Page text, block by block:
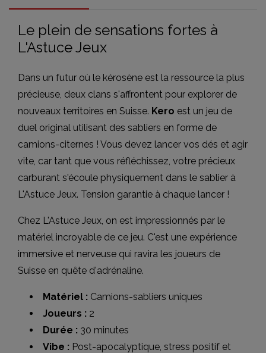
Le plein de sensations fortes à
L'Astuce Jeux
Dans un futur où le kérosène est la ressource la plus
précieuse, deux clans s'affrontent pour explorer de
nouveaux territoires en Suisse. Kero est un jeu de
duel original utilisant des sabliers en forme de
camions-citernes ! Vous devez lancer vos dés et agir
vite, car tant que vous réfléchissez, votre précieux
carburant s'écoule physiquement dans le sablier à
L'Astuce Jeux. Tension garantie à chaque lancer !
Chez L'Astuce Jeux, on est impressionnés par le
matériel incroyable de ce jeu. C'est une expérience
immersive et nerveuse qui ravira les joueurs de
Suisse en quête d'adrénaline.
Matériel : Camions-sabliers uniques
Joueurs : 2
Durée : 30 minutes
Vibe : Post-apocalyptique, stress positif et